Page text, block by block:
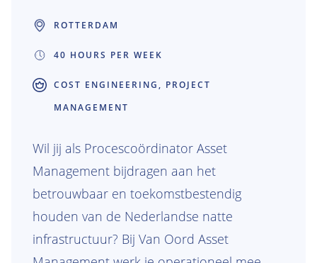
ROTTERDAM
40 HOURS PER WEEK
COST ENGINEERING, PROJECT
MANAGEMENT
Wil jij als Procescoördinator Asset
Management bijdragen aan het
betrouwbaar en toekomstbestendig
houden van de Nederlandse natte
infrastructuur? Bij Van Oord Asset